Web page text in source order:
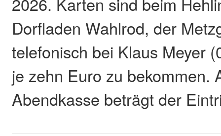
Dorfladen Wahlrod, der
telefonisch bei Klaus Meyer
je zehn Euro zu bekommen.
Abendkasse beträgt der